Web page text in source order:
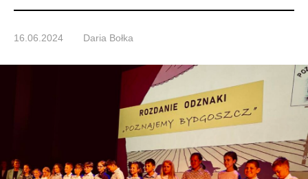
16.06.2024 Daria Bołka